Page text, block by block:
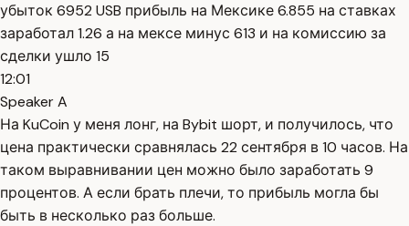
убыток 6952 USB прибыль на Мексике 6.855 на ставках
заработал 1.26 а на мексе минус 613 и на комиссию за
сделки ушло 15
12:01
Speaker A
На KuCoin у меня лонг, на Bybit шорт, и получилось, что
цена практически сравнялась 22 сентября в 10 часов. На
таком выравнивании цен можно было заработать 9
процентов. А если брать плечи, то прибыль могла бы
быть в несколько раз больше.